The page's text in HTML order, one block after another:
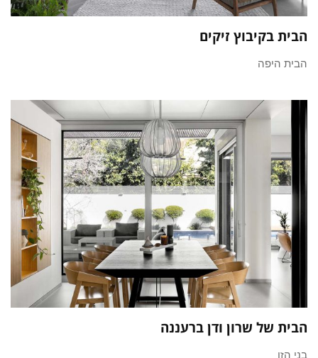
הבית בקיבוץ זיקים
הבית היפה
הבית של שרון ודן ברעננה
בני הזו